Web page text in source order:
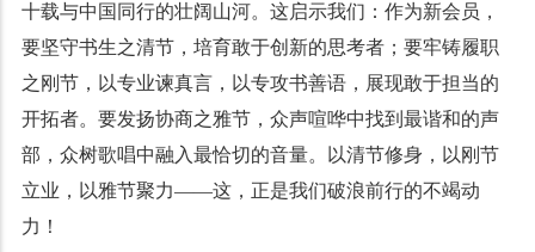
十载与中国同行的壮阔山河。这启示我们：作为新会员，
要坚守书生之清节，培育敢于创新的思考者；要牢铸履职
之刚节，以专业谏真言，以专攻书善语，展现敢于担当的
开拓者。要发扬协商之雅节，众声喧哗中找到最谐和的声
部，众树歌唱中融入最恰切的音量。以清节修身，以刚节
立业，以雅节聚力——这，正是我们破浪前行的不竭动
力！